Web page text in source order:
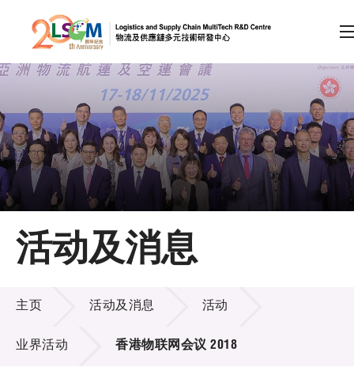
跳到内容（按回车键）
会员登录
A A EN 繁 简
主页
关于LSCM
技术商品化
项目及资助计划
活动及消息
活动及消息
主页 活动及消息 活动
业界活动 香港物联网会议 2018